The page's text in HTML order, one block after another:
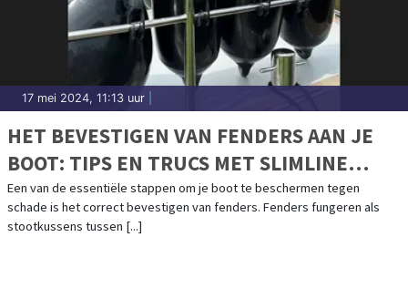
17 mei 2024, 11:13 uur
HET BEVESTIGEN VAN FENDERS AAN JE
BOOT: TIPS EN TRUCS MET SLIMLINE
KABELS
Een van de essentiële stappen om je boot te beschermen tegen
schade is het correct bevestigen van fenders. Fenders fungeren als
stootkussens tussen [...]